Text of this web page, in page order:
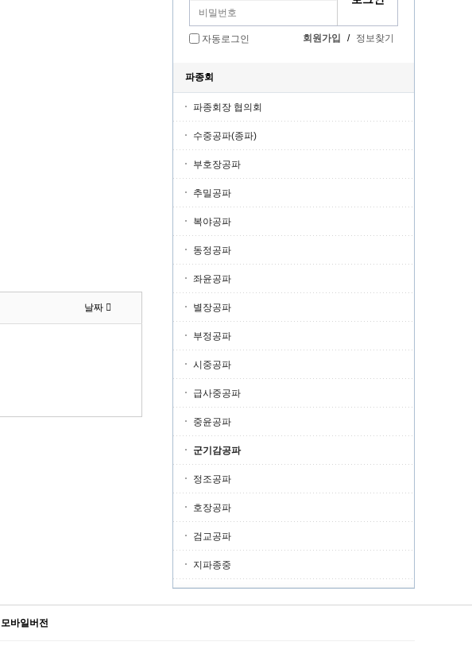
날짜
자동로그인 회원가입 / 정보찾기
파종회
파종회장 협의회
수중공파(종파)
부호장공파
추밀공파
복야공파
동정공파
좌윤공파
별장공파
부정공파
시중공파
급사중공파
중윤공파
군기감공파
정조공파
호장공파
검교공파
지파종중
모바일버전